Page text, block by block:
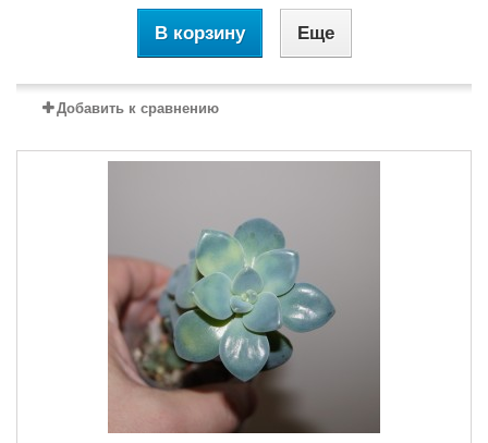
В корзину Еще
Добавить к сравнению